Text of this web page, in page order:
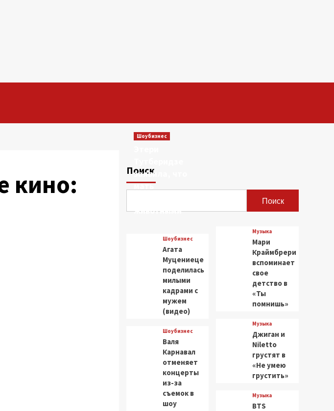
кино:
Поиск
Поиск
Шоубизнес
заявила, что
мать
животными
Шоубизнес
Агата
Муцениеце
поделилась
милыми
кадрами с
мужем
(видео)
Шоубизнес
Валя
Карнавал
отменяет
концерты
из-за
съемок в
шоу
Музыка
Мари
Краймбрери
вспоминает
свое
детство в
«Ты
помнишь»
Музыка
Джиган и
Niletto
грустят в
«Не умею
грустить»
Музыка
BTS